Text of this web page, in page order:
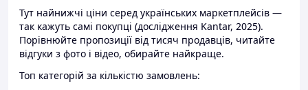
Тут найнижчі ціни серед українських маркетплейсів —
так кажуть самі покупці (дослідження Kantar, 2025).
Порівнюйте пропозиції від тисяч продавців, читайте
відгуки з фото і відео, обирайте найкраще.
Топ категорій за кількістю замовлень: